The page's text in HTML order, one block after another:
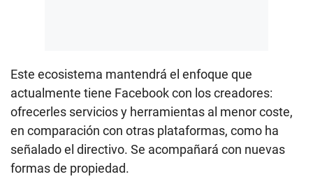
Este ecosistema mantendrá el enfoque que
actualmente tiene Facebook con los creadores:
ofrecerles servicios y herramientas al menor coste,
en comparación con otras plataformas, como ha
señalado el directivo. Se acompañará con nuevas
formas de propiedad.